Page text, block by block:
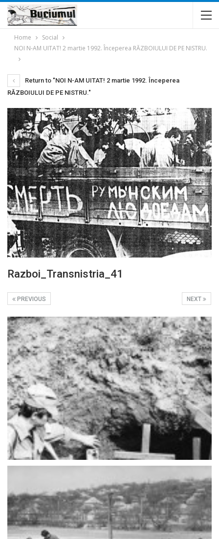
Home
Social
NOI N-AM UITAT! 2 martie 1992. Începerea RĂZBOIULUI DE PE NISTRU.
Return to "NOI N-AM UITAT! 2 martie 1992. Începerea
RĂZBOIULUI DE PE NISTRU."
Razboi_Transnistria_41
NEXT
PREVIOUS